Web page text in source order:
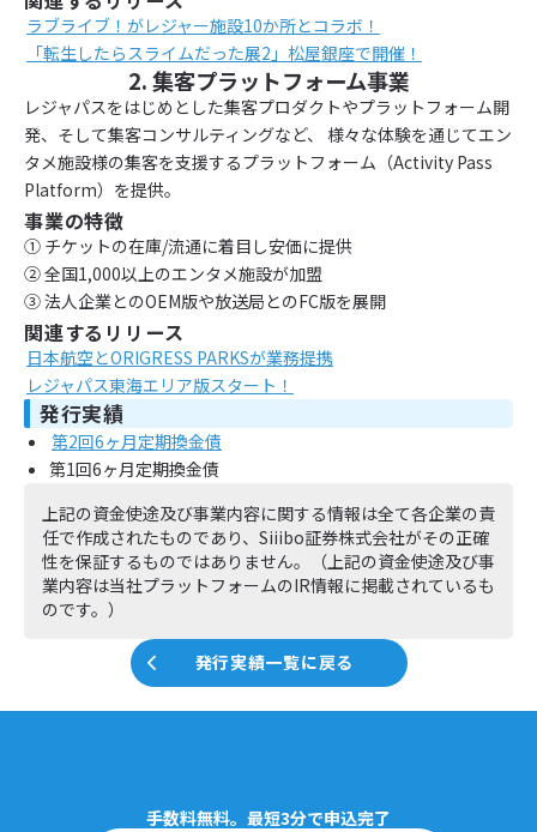
ラブライブ！がレジャー施設10か所とコラボ！
「転生したらスライムだった展2」松屋銀座で開催！
2. 集客プラットフォーム事業
レジャパスをはじめとした集客プロダクトやプラットフォーム開
発、そして集客コンサルティングなど、 様々な体験を通じてエン
タメ施設様の集客を支援するプラットフォーム（Activity Pass
Platform）を提供。
事業の特徴
① チケットの在庫/流通に着目し安価に提供
② 全国1,000以上のエンタメ施設が加盟
③ 法人企業とのOEM版や放送局とのFC版を展開
関連するリリース
日本航空とORIGRESS PARKSが業務提携
レジャパス東海エリア版スタート！
発行実績
第2回6ヶ月定期換金債
第1回6ヶ月定期換金債
上記の資金使途及び事業内容に関する情報は全て各企業の責
任で作成されたものであり、Siiibo証券株式会社がその正確
性を保証するものではありません。（上記の資金使途及び事
業内容は当社プラットフォームのIR情報に掲載されているも
のです。）
発行実績一覧に戻る
手数料無料。最短3分で申込完了